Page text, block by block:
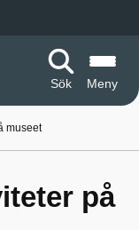
Sök
Meny
museet
på